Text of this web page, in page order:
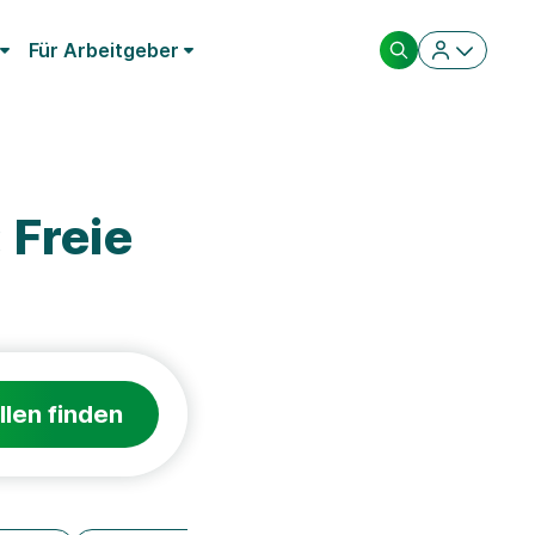
Für Arbeitgeber
finden